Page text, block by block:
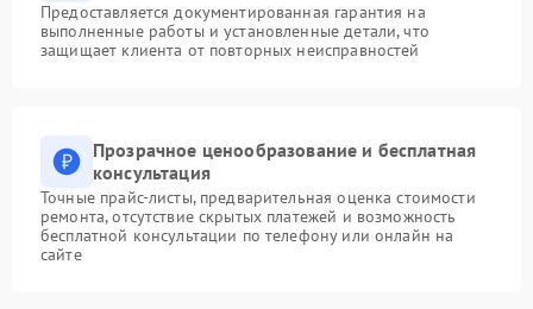
Предоставляется документированная гарантия на
выполненные работы и установленные детали, что
защищает клиента от повторных неисправностей
Прозрачное ценообразование и бесплатная
консультация
Точные прайс-листы, предварительная оценка стоимости
ремонта, отсутствие скрытых платежей и возможность
бесплатной консультации по телефону или онлайн на
сайте